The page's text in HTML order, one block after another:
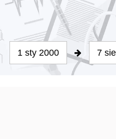
1 sty 2000 7